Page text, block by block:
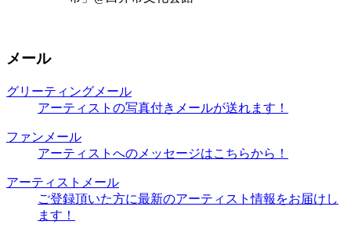
メール
グリーティングメール
アーティストの写真付きメールが送れます！
ファンメール
アーティストへのメッセージはこちらから！
アーティストメール
ご登録頂いた方に最新のアーティスト情報をお届けし
ます！